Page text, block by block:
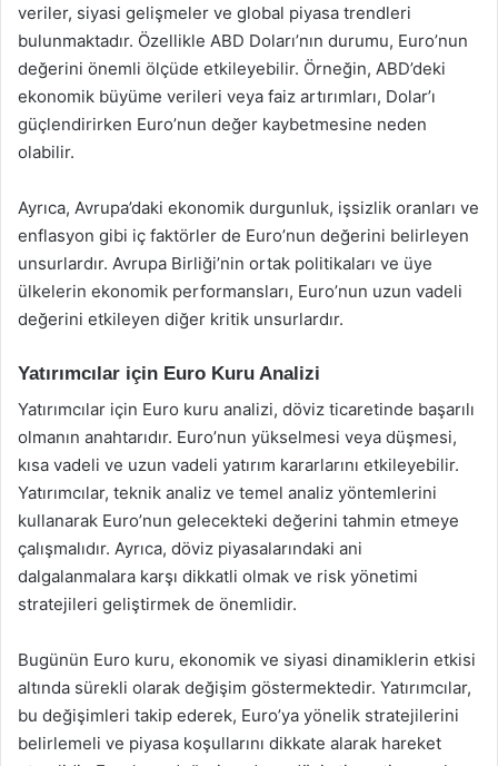
veriler, siyasi gelişmeler ve global piyasa trendleri
bulunmaktadır. Özellikle ABD Doları’nın durumu, Euro’nun
değerini önemli ölçüde etkileyebilir. Örneğin, ABD’deki
ekonomik büyüme verileri veya faiz artırımları, Dolar’ı
güçlendirirken Euro’nun değer kaybetmesine neden
olabilir.
Ayrıca, Avrupa’daki ekonomik durgunluk, işsizlik oranları ve
enflasyon gibi iç faktörler de Euro’nun değerini belirleyen
unsurlardır. Avrupa Birliği’nin ortak politikaları ve üye
ülkelerin ekonomik performansları, Euro’nun uzun vadeli
değerini etkileyen diğer kritik unsurlardır.
Yatırımcılar için Euro Kuru Analizi
Yatırımcılar için Euro kuru analizi, döviz ticaretinde başarılı
olmanın anahtarıdır. Euro’nun yükselmesi veya düşmesi,
kısa vadeli ve uzun vadeli yatırım kararlarını etkileyebilir.
Yatırımcılar, teknik analiz ve temel analiz yöntemlerini
kullanarak Euro’nun gelecekteki değerini tahmin etmeye
çalışmalıdır. Ayrıca, döviz piyasalarındaki ani
dalgalanmalara karşı dikkatli olmak ve risk yönetimi
stratejileri geliştirmek de önemlidir.
Bugünün Euro kuru, ekonomik ve siyasi dinamiklerin etkisi
altında sürekli olarak değişim göstermektedir. Yatırımcılar,
bu değişimleri takip ederek, Euro’ya yönelik stratejilerini
belirlemeli ve piyasa koşullarını dikkate alarak hareket